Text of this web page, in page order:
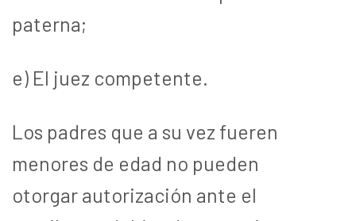
paterna;
e) El juez competente.
Los padres que a su vez fueren
menores de edad no pueden
otorgar autorización ante el